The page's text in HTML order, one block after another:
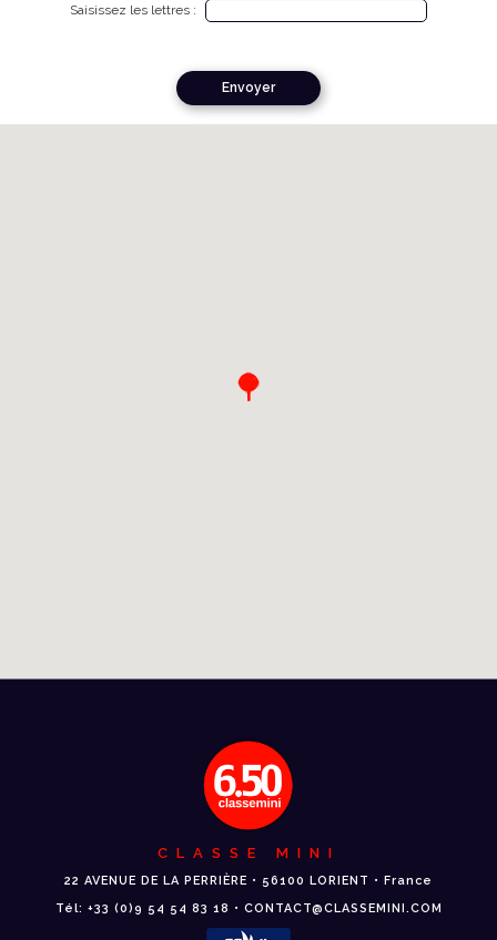
Saisissez les lettres :
CLASSE MINI
22 AVENUE DE LA PERRIÈRE • 56100 LORIENT • France
Tél: +33 (0)9 54 54 83 18 • CONTACT@CLASSEMINI.COM